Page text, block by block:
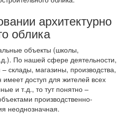
архитектурно
облика
объекты (школы,
По нашей сфере деятельности,
склады, магазины, производства,
доступ для жителей всех
и т.д., то тут понятно –
производственно-
неоднозначная.